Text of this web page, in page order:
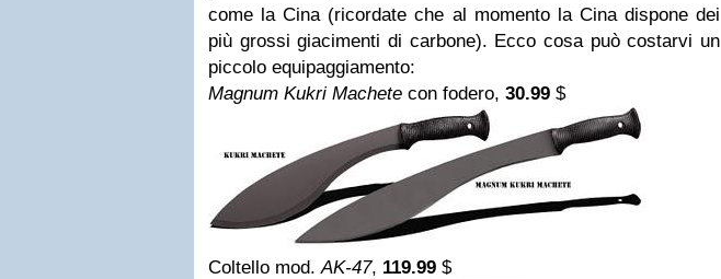
come la Cina (ricordate che al momento la Cina dispone dei
più grossi giacimenti di carbone). Ecco cosa può costarvi un
piccolo equipaggiamento:
Magnum Kukri Machete con fodero, 30.99 $
Coltello mod.AK-47, 119.99 $